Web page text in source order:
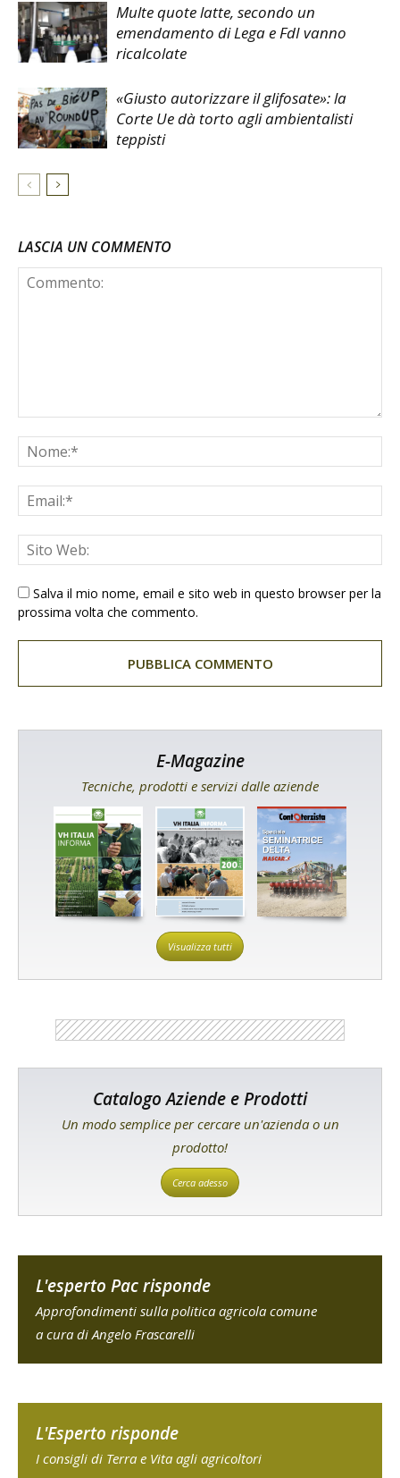
Multe quote latte, secondo un
emendamento di Lega e FdI vanno
ricalcolate
«Giusto autorizzare il glifosate»: la
Corte Ue dà torto agli ambientalisti
teppisti
LASCIA UN COMMENTO
Salva il mio nome, email e sito web in questo browser per la
prossima volta che commento.
E-Magazine
Tecniche, prodotti e servizi dalle aziende
Visualizza tutti
Catalogo Aziende e Prodotti
Un modo semplice per cercare un'azienda o un
prodotto!
Cerca adesso
L'esperto Pac risponde
Approfondimenti sulla politica agricola comune
a cura di Angelo Frascarelli
L'Esperto risponde
I consigli di Terra e Vita agli agricoltori